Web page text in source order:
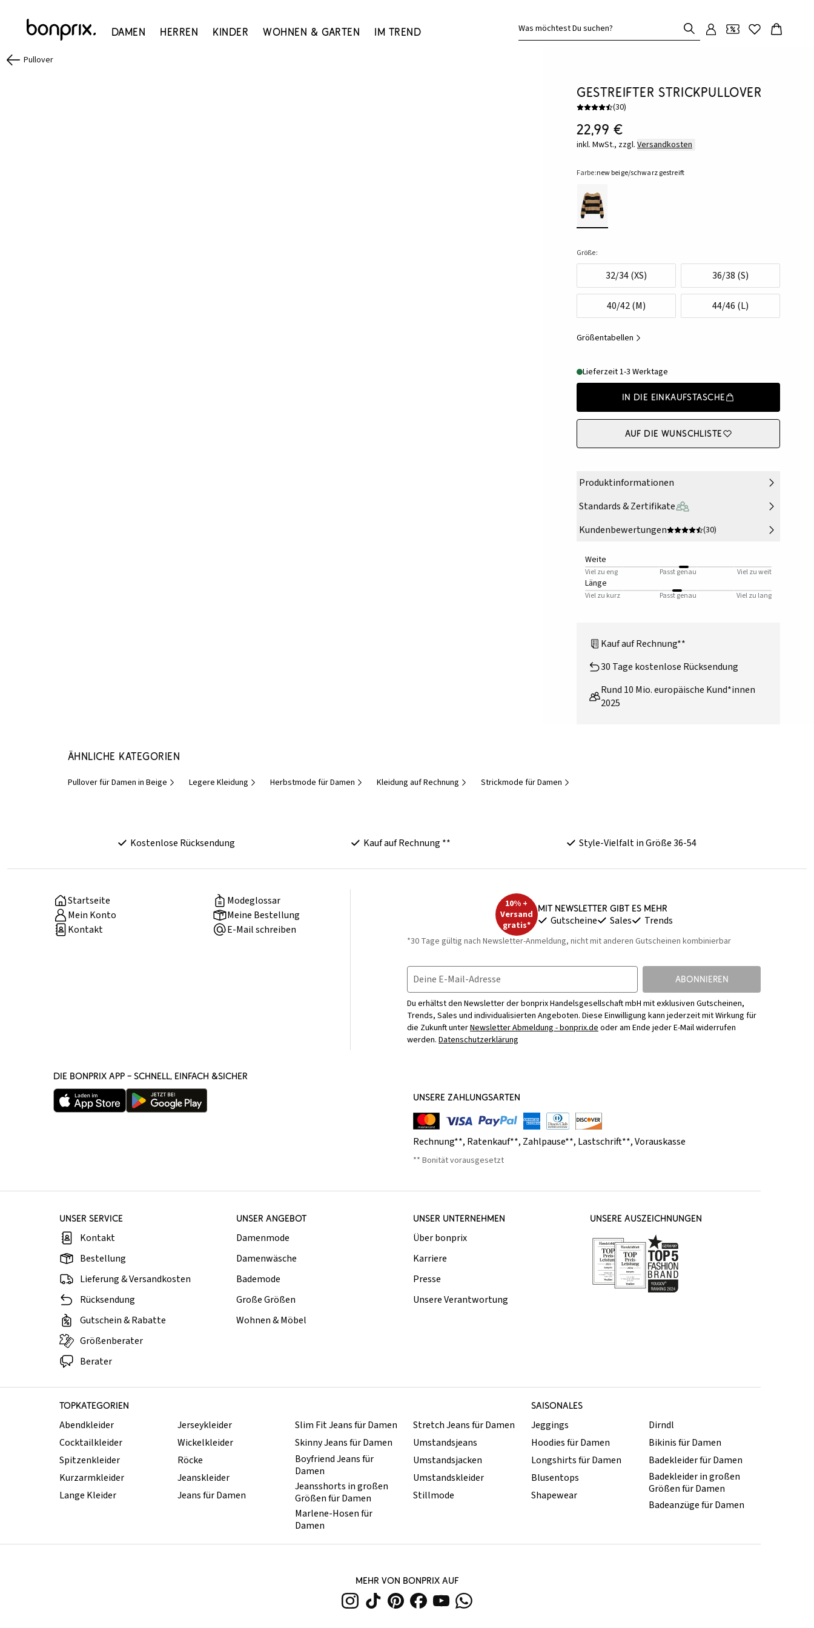
Damen Herren Kinder Wohnen & Garten Im Trend Was möchtest Du suchen?
Pullover
Gestreifter Strickpullover
(30)
22,99 €
inkl. MwSt., zzgl. Versandkosten
Farbe:new beige/schwarz gestreift
Größe:
32/34 (XS) 36/38 (S)
40/42 (M) 44/46 (L)
Größentabellen
Lieferzeit 1-3 Werktage
In die Einkaufstasche
Auf die Wunschliste
Produktinformationen
Standards & Zertifikate
Kundenbewertungen
(30)
Weite
Viel zu eng Passt genau Viel zu weit
Länge
Viel zu kurz Passt genau Viel zu lang
Kauf auf Rechnung**
30 Tage kostenlose Rücksendung
Rund 10 Mio. europäische Kund*innen
2025
Ähnliche Kategorien
Pullover für Damen in Beige Legere Kleidung Herbstmode für Damen Kleidung auf Rechnung Strickmode für Damen
Kostenlose Rücksendung Kauf auf Rechnung ** Style-Vielfalt in Größe 36-54
Startseite
Modeglossar
Mein Konto
Meine Bestellung
Kontakt
E-Mail schreiben
10% +
Versand
gratis*
Mit Newsletter gibt es mehr
Gutscheine Sales Trends
*30 Tage gültig nach Newsletter-Anmeldung, nicht mit anderen Gutscheinen kombinierbar
Deine E-Mail-Adresse ABONNIEREN
Du erhältst den Newsletter der bonprix Handelsgesellschaft mbH mit exklusiven Gutscheinen,
Trends, Sales und individualisierten Angeboten. Diese Einwilligung kann jederzeit mit Wirkung für
die Zukunft unterNewsletter Abmeldung - bonprix.deoder am Ende jeder E-Mail widerrufen
werden. Datenschutzerklärung
DIE BONPRIX APP – SCHNELL, EINFACH &SICHER
UNSERE ZAHLUNGSARTEN
Rechnung**, Ratenkauf**, Zahlpause**, Lastschrift**,Vorauskasse
** Bonität vorausgesetzt
UNSER SERVICE
Kontakt
Bestellung
Lieferung & Versandkosten
Rücksendung
Gutschein & Rabatte
Größenberater
Berater
UNSER ANGEBOT
Damenmode
Damenwäsche
Bademode
Große Größen
Wohnen & Möbel
UNSER UNTERNEHMEN
Über bonprix
Karriere
Presse
Unsere Verantwortung
UNSERE AUSZEICHNUNGEN
TOPKATEGORIEN SAISONALES
Abendkleider
Cocktailkleider
Spitzenkleider
Kurzarmkleider
Lange Kleider
Jerseykleider
Wickelkleider
Röcke
Jeanskleider
Jeans für Damen
Slim Fit Jeans für Damen
Skinny Jeans für Damen
Boyfriend Jeans für
Damen
Jeansshorts in großen
Größen für Damen
Marlene-Hosen für
Damen
Stretch Jeans für Damen
Umstandsjeans
Umstandsjacken
Umstandskleider
Stillmode
Jeggings
Hoodies für Damen
Longshirts für Damen
Blusentops
Shapewear
Dirndl
Bikinis für Damen
Badekleider für Damen
Badekleider in großen
Größen für Damen
Badeanzüge für Damen
MEHR VON BONPRIX AUF